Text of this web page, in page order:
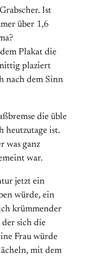
Ist
über 1,6
Plakat die
plaziert
nach dem Sinn
die üble
heutzutage ist.
was ganz
war.
jetzt ein
würde, ein
krümmender
der sich die
Frau würde
mit dem